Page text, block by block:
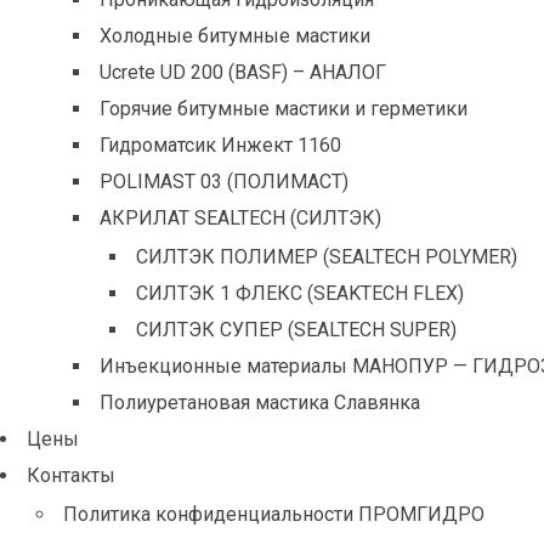
Холодные битумные мастики
Ucrete UD 200 (BASF) – АНАЛОГ
Горячие битумные мастики и герметики
Гидроматсик Инжект 1160
POLIMAST 03 (ПОЛИМАСТ)
АКРИЛАТ SEALTECH (СИЛТЭК)
СИЛТЭК ПОЛИМЕР (SEALTECH POLYMER)
СИЛТЭК 1 ФЛЕКС (SEAKTECH FLEX)
СИЛТЭК СУПЕР (SEALTECH SUPER)
Инъекционные материалы МАНОПУР —
Полиуретановая мастика Славянка
Цены
Контакты
Политика конфиденциальности ПРОМГИДРО